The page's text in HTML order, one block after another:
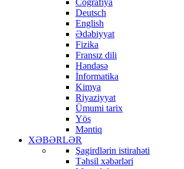
Coğrafiya
Deutsch
English
Ədəbiyyat
Fizika
Fransız dili
Həndəsə
İnformatika
Kimya
Riyaziyyat
Ümumi tarix
Yös
Məntiq
XƏBƏRLƏR
Şagirdlərin istirahəti
Təhsil xəbərləri